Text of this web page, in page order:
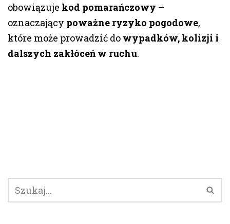
obowiązuje kod pomarańczowy –
oznaczający poważne ryzyko pogodowe,
które może prowadzić do wypadków, kolizji i
dalszych zakłóceń w ruchu.